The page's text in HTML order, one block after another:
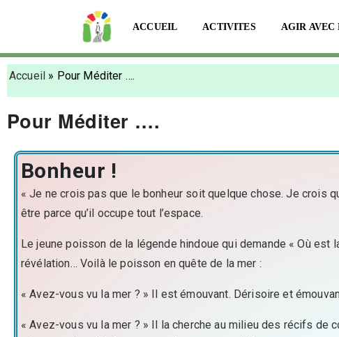
ACCUEIL ACTIVITES AGIR AVEC
Accueil » Pour Méditer ….
Pour Méditer ….
Bonheur !
« Je ne crois pas que le bonheur soit quelque chose. Je crois
être parce qu’il occupe tout l’espace.
Le jeune poisson de la légende hindoue qui demande « Où est
révélation… Voilà le poisson en quête de la mer :
« Avez-vous vu la mer ? » Il est émouvant. Dérisoire et
« Avez-vous vu la mer ? » Il la cherche au milieu des récifs